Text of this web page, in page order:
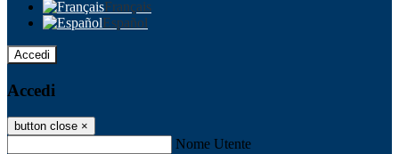
Français
Español
Accedi
Accedi
button close ×
Nome Utente